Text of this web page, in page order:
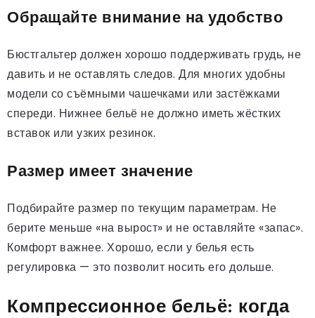
Обращайте внимание на удобство
Бюстгальтер должен хорошо поддерживать грудь, не
давить и не оставлять следов. Для многих удобны
модели со съёмными чашечками или застёжками
спереди. Нижнее бельё не должно иметь жёстких
вставок или узких резинок.
Размер имеет значение
Подбирайте размер по текущим параметрам. Не
берите меньше «на вырост» и не оставляйте «запас».
Комфорт важнее. Хорошо, если у белья есть
регулировка — это позволит носить его дольше.
Компрессионное бельё: когда